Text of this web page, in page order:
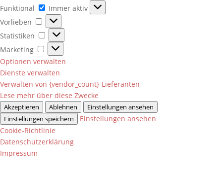
Funktional
Funktional
Immer aktiv
Vorlieben
Vorlieben
Statistiken
Statistiken
Marketing
Marketing
Optionen verwalten
Dienste verwalten
Verwalten von {vendor_count}-Lieferanten
Lese mehr über diese Zwecke
Akzeptieren Ablehnen
Einstellungen ansehen
Einstellungen speichern
Einstellungen ansehen
Cookie-Richtlinie
Datenschutzerklärung
Impressum